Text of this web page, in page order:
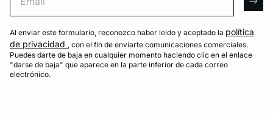
Al enviar este formulario, reconozco haber leído y aceptado la política
de privacidad , con el fin de enviarte comunicaciones comerciales.
Puedes darte de baja en cualquier momento haciendo clic en el enlace
"darse de baja" que aparece en la parte inferior de cada correo
electrónico.